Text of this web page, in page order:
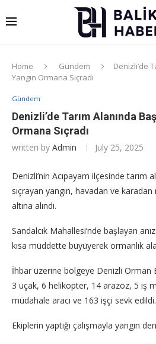
Home Gündem
Denizli’de
Yangın Ormana Sıçradı
Gündem
Denizli’de Tarım Alanında
Ormana Sıçradı
written by Admin July 25, 2025
Denizli’nin Acıpayam ilçesinde tarım
sıçrayan yangın, havadan ve
altına alındı.
Sandalcık Mahallesi’nde başlayan
kısa müddette büyüyerek ormanlık
İhbar üzerine bölgeye Denizli Orman
3 uçak, 6 helikopter, 14 arazöz, 5 iş
müdahale aracı ve 163 işçi sevk edildi.
Ekiplerin yaptığı çalışmayla yangın